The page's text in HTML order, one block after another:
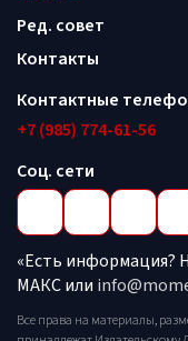
Ред. совет
Контакты
Контактные
+7 (985) 774-61-56
Соц. сети
«Есть информация?
МАКС или
Все права на материалы,